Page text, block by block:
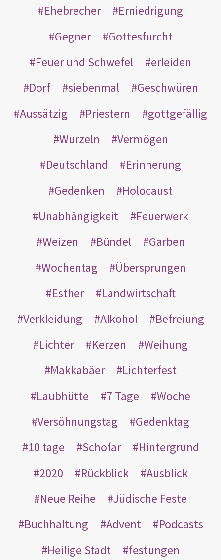
Ehebrecher
Erniedrigung
Gegner
Gottesfurcht
Feuer und Schwefel
erleiden
Dorf
siebenmal
Geschwüren
Aussätzig
Priestern
gottgefällig
Wurzeln
Vermögen
Deutschland
Erinnerung
Gedenken
Holocaust
Unabhängigkeit
Feuerwerk
Weizen
Bündel
Garben
Wochentag
Übersprungen
Esther
Landwirtschaft
Verkleidung
Alkohol
Befreiung
Lichter
Kerzen
Weihung
Makkabäer
Lichterfest
Laubhütte
7 Tage
Woche
Versöhnungstag
Gedenktag
10 tage
Schofar
Hintergrund
2020
Rückblick
Ausblick
Neue Reihe
Jüdische Feste
Buchhaltung
Advent
Podcasts
Heilige Stadt
festungen